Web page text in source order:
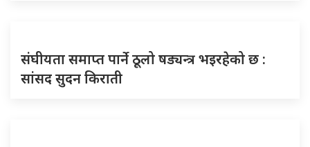
संघीयता समाप्त पार्ने ठूलो षड्यन्त्र भइरहेको छ :
सांसद सुदन किराती